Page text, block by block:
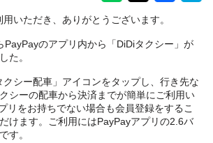
いただき、ありがとうございます。
PayPayのアプリ内から「DiDiタクシー」が
た。
クシー配車」アイコンをタップし、行き先な
シーの配車から決済までが簡単にご利用い
リをお持ちでない場合も会員登録をするこ
けます。ご利用にはPayPayアプリの2.6バ
す。